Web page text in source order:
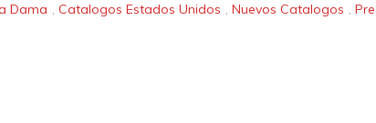
Dama , Catalogos Estados Unidos , Nuevos Catalogos ,